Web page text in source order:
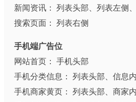
新闻资讯： 列表头部、列表左侧
搜索页面： 列表右侧
手机端广告位
网站首页： 手机头部
手机分类信息： 列表头部、信息
手机商家黄页： 列表头部、商家